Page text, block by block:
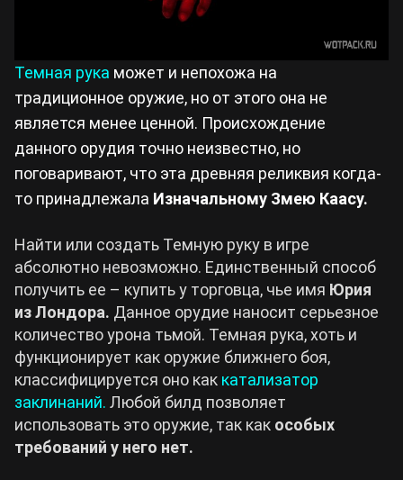
Темная рука может и непохожа на
традиционное оружие, но от этого она не
является менее ценной. Происхождение
данного орудия точно неизвестно, но
поговаривают, что эта древняя реликвия когда-
то принадлежала Изначальному Змею Каасу.
Найти или создать Темную руку в игре
абсолютно невозможно. Единственный способ
получить ее – купить у торговца, чье имя Юрия
из Лондора. Данное орудие наносит серьезное
количество урона тьмой. Темная рука, хоть и
функционирует как оружие ближнего боя,
классифицируется оно как катализатор
заклинаний. Любой билд позволяет
использовать это оружие, так как особых
требований у него нет.